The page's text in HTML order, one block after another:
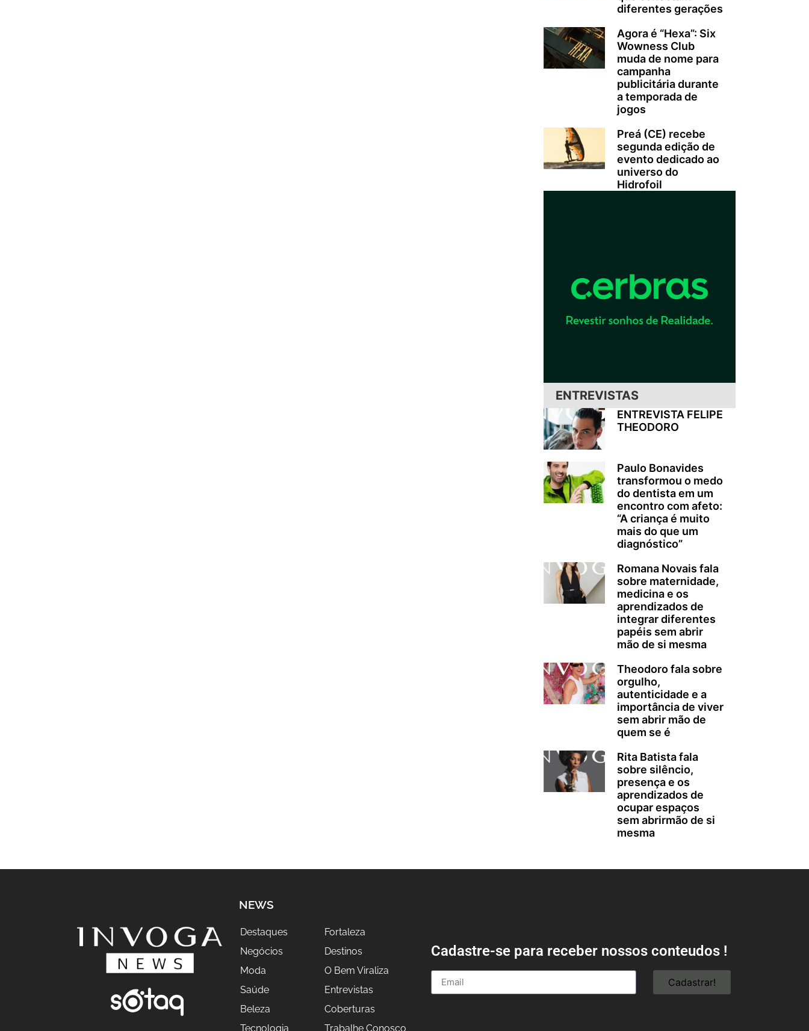
diferentes gerações
Agora é “Hexa”: Six
Wowness Club
muda de nome para
campanha
publicitária durante
a temporada de
jogos
Preá (CE) recebe
segunda edição de
evento dedicado ao
universo do
Hidrofoil
ENTREVISTAS
ENTREVISTA FELIPE
THEODORO
Paulo Bonavides
transformou o medo
do dentista em um
encontro com afeto:
“A criança é muito
mais do que um
diagnóstico”
Romana Novais fala
sobre maternidade,
medicina e os
aprendizados de
integrar diferentes
papéis sem abrir
mão de si mesma
Theodoro fala sobre
orgulho,
autenticidade e a
importância de viver
sem abrir mão de
quem se é
Rita Batista fala
sobre silêncio,
presença e os
aprendizados de
ocupar espaços
sem abrirmão de si
mesma
NEWS
Destaques
Negócios
Moda
Saúde
Beleza
Tecnologia
Fortaleza
Destinos
O Bem Viraliza
Entrevistas
Coberturas
Trabalhe Conosco
Cadastre-se para receber nossos conteudos !
Cadastrar!